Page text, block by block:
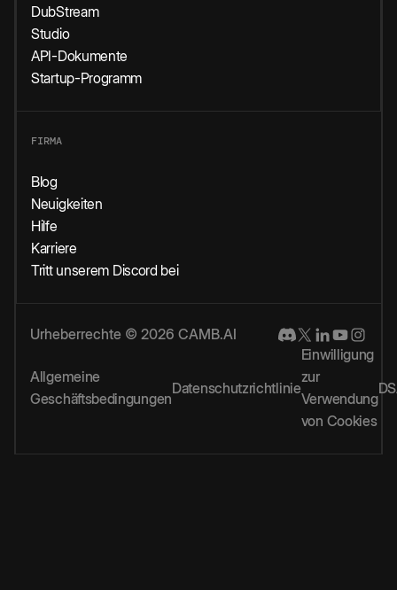
DubStream
Studio
API-Dokumente
Startup-Programm
FIRMA
Blog
Neuigkeiten
Hilfe
Karriere
Tritt unserem Discord bei
Urheberrechte © 2026 CAMB.AI
Allgemeine
Geschäftsbedingungen
Datenschutzrichtlinie
Einwilligung
zur
Verwendung
von Cookies